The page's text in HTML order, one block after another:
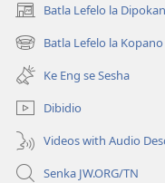
Batla Lefelo la
(e
bula
tsebe
nngwe)
Batla Lefelo la Kopano
(e
bula
tsebe
e
nngwe)
Ke Eng se Sesha
Dibidio
Videos with Audio
Senka JW.ORG/TN